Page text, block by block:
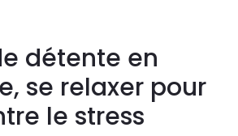
détente en
se relaxer pour
le stress